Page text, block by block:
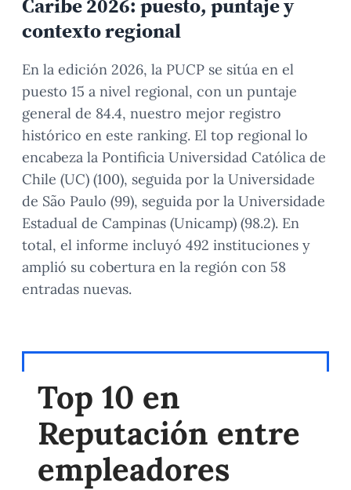
Caribe 2026: puesto, puntaje y
contexto regional
En la edición 2026, la PUCP se sitúa en el
puesto 15 a nivel regional, con un puntaje
general de 84.4, nuestro mejor registro
histórico en este ranking. El top regional lo
encabeza la Pontificia Universidad Católica de
Chile (UC) (100), seguida por la Universidade
de São Paulo (99), seguida por la Universidade
Estadual de Campinas (Unicamp) (98.2). En
total, el informe incluyó 492 instituciones y
amplió su cobertura en la región con 58
entradas nuevas.
Top 10 en
Reputación entre
empleadores